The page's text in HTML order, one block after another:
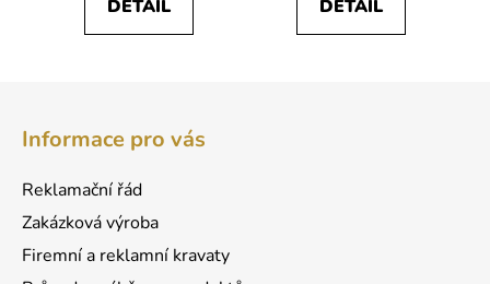
DETAIL DETAIL
Informace pro vás
Reklamační řád
Zakázková výroba
Firemní a reklamní kravaty